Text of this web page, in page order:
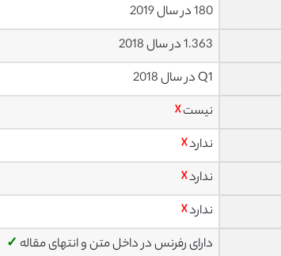
180 در سال 2019
1.363 در سال 2018
Q1 در سال 2018
نیست☓
ندارد☓
ندارد☓
ندارد☓
دارای رفرنس در داخل متن و انتهای مقاله ✓